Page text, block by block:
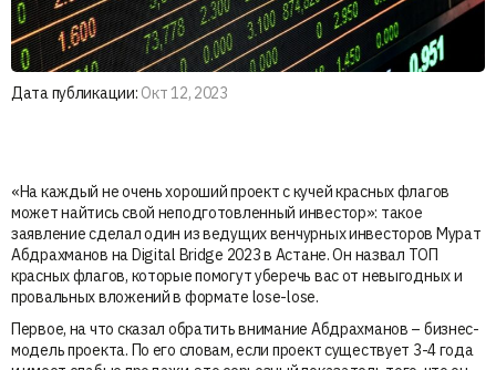
Дата публикации: Окт 12, 2023
«На каждый не очень хороший проект с кучей красных флагов
может найтись свой неподготовленный инвестор»: такое
заявление сделал один из ведущих венчурных инвесторов Мурат
Абдрахманов на Digital Bridge 2023 в Астане. Он назвал ТОП
красных флагов, которые помогут уберечь вас от невыгодных и
провальных вложений в формате lose-lose.
Первое, на что сказал обратить внимание Абдрахманов – бизнес-
модель проекта. По его словам, если проект существует 3-4 года